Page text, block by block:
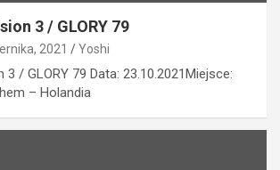
3 / GLORY 79
2021 Yoshi
3 / GLORY 79 Data: 23.10.2021Miejsce:
– Holandia